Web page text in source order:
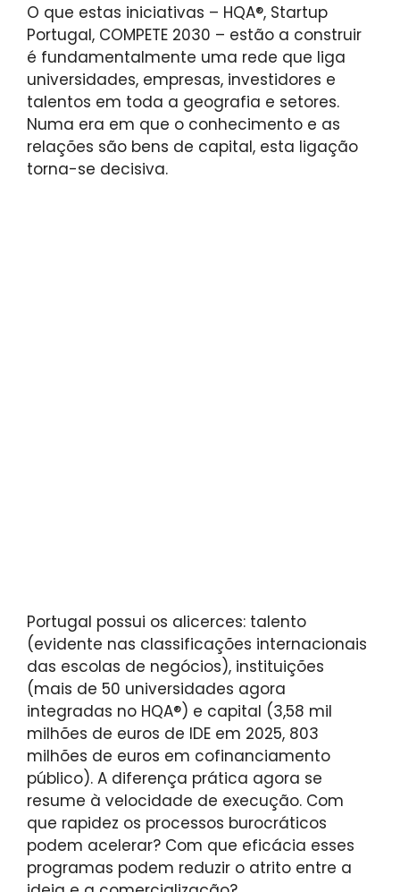
O que estas iniciativas – HQA®, Startup
Portugal, COMPETE 2030 – estão a construir
é fundamentalmente uma rede que liga
universidades, empresas, investidores e
talentos em toda a geografia e setores.
Numa era em que o conhecimento e as
relações são bens de capital, esta ligação
torna-se decisiva.
Portugal possui os alicerces: talento
(evidente nas classificações internacionais
das escolas de negócios), instituições
(mais de 50 universidades agora
integradas no HQA®) e capital (3,58 mil
milhões de euros de IDE em 2025, 803
milhões de euros em cofinanciamento
público). A diferença prática agora se
resume à velocidade de execução. Com
que rapidez os processos burocráticos
podem acelerar? Com que eficácia esses
programas podem reduzir o atrito entre a